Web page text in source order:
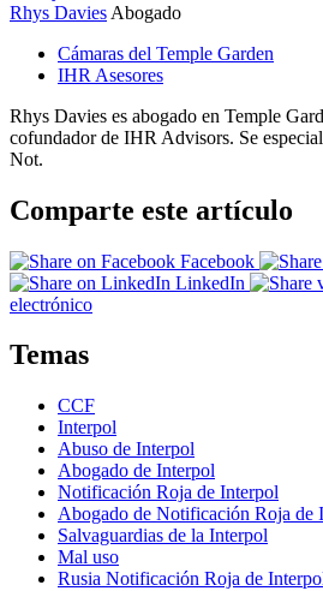
Rhys Davies Abogado
Cámaras del Temple Garden
IHR Asesores
Rhys Davies es abogado en Temple
cofundador de IHR Advisors. Se
Not.
Comparte este artículo
Facebook
LinkedIn
electrónico
Temas
CCF
Interpol
Abuso de Interpol
Abogado de Interpol
Notificación Roja de Interpol
Abogado de Notificación Roja de
Salvaguardias de la Interpol
Mal uso
Rusia Notificación Roja de